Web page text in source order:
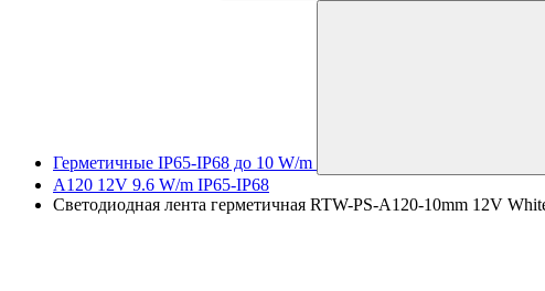
Герметичные IP65-IP68 до 10 W/m
A120 12V 9.6 W/m IP65-IP68
Светодиодная лента герметичная RTW-PS-A120-10mm 12V